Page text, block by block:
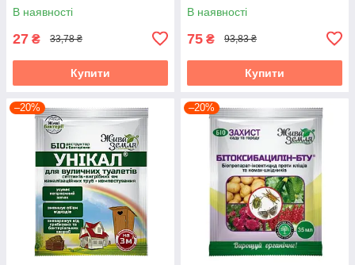
комах), 35 мл, БТУ-Центр
В наявності
27 ₴ 33,78 ₴
Купити
відходів, 30 г, БТУ-Центр
В наявності
75 ₴ 93,83 ₴
Купити
–20% –20%